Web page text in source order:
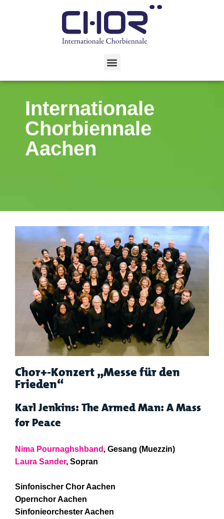
Internationale
Chorbiennale
Aachen
Chor+-Konzert „Messe für den
Frieden“
Karl Jenkins: The Armed Man: A Mass
for Peace
Nima Pournaghshband , Gesang (Muezzin)
Laura Sander, Sopran
Sinfonischer Chor Aachen
Opernchor Aachen
Sinfonieorchester Aachen